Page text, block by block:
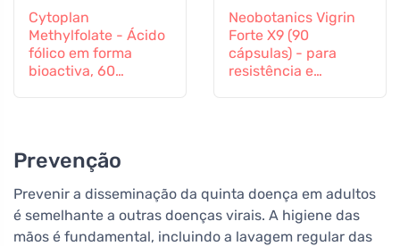
Cytoplan
Methylfolate - Ácido
fólico em forma
bioactiva, 60
Neobotanics Vigrin
Forte X9 (90
cápsulas) - para
resistência e
Prevenção
Prevenir a disseminação da quinta doença em adultos
é semelhante a outras doenças virais. A higiene das
mãos é fundamental, incluindo a lavagem regular das